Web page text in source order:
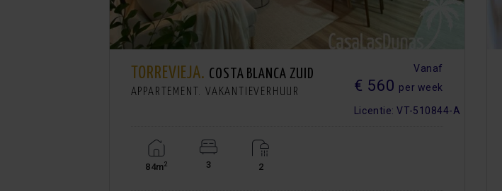
TORREVIEJA. COSTA BLANCA ZUID
APPARTEMENT. VAKANTIEVERHUUR
Vanaf
€ 560 per week
Licentie: VT-510844-A
84m2 3 2